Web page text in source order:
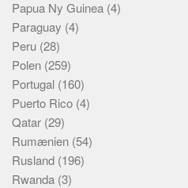
Papua Ny Guinea (4)
Paraguay (4)
Peru (28)
Polen (259)
Portugal (160)
Puerto Rico (4)
Qatar (29)
Rumænien (54)
Rusland (196)
Rwanda (3)